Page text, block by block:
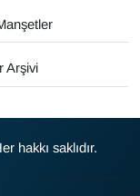
Arşivi
hakkı saklıdır.